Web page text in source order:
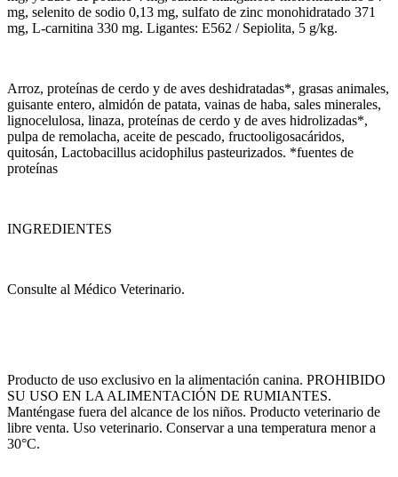
mg, selenito de sodio 0,13 mg, sulfato de zinc monohidratado 371
mg, L-carnitina 330 mg. Ligantes: E562 / Sepiolita, 5 g/kg.
Arroz, proteínas de cerdo y de aves deshidratadas*, grasas animales,
guisante entero, almidón de patata, vainas de haba, sales minerales,
lignocelulosa, linaza, proteínas de cerdo y de aves hidrolizadas*,
pulpa de remolacha, aceite de pescado, fructooligosacáridos,
quitosán, Lactobacillus acidophilus pasteurizados. *fuentes de
proteínas
INGREDIENTES
Consulte al Médico Veterinario.
Producto de uso exclusivo en la alimentación canina. PROHIBIDO
SU USO EN LA ALIMENTACIÓN DE RUMIANTES.
Manténgase fuera del alcance de los niños. Producto veterinario de
libre venta. Uso veterinario. Conservar a una temperatura menor a
30°C.